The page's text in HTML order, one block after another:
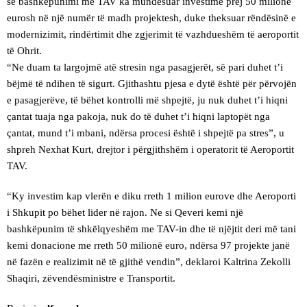
eurosh në një numër të madh projektesh, duke theksuar rëndësinë e
modernizimit, rindërtimit dhe zgjerimit të vazhdueshëm të aeroportit
të Ohrit.
“Ne duam ta largojmë atë stresin nga pasagjerët, së pari duhet t’i
bëjmë të ndihen të sigurt. Gjithashtu pjesa e dytë është për përvojën
e pasagjerëve, të bëhet kontrolli më shpejtë, ju nuk duhet t’i hiqni
çantat tuaja nga pakoja, nuk do të duhet t’i hiqni laptopët nga
çantat, mund t’i mbani, ndërsa procesi është i shpejtë pa stres”, u
shpreh Nexhat Kurt, drejtor i përgjithshëm i operatorit të Aeroportit
TAV.
“Ky investim kap vlerën e diku rreth 1 milion eurove dhe Aeroporti
i Shkupit po bëhet lider në rajon. Ne si Qeveri kemi një
bashkëpunim të shkëlqyeshëm me TAV-in dhe të njëjtit deri më tani
kemi donacione me rreth 50 milionë euro, ndërsa 97 projekte janë
në fazën e realizimit në të gjithë vendin”, deklaroi Kaltrina Zekolli
Shaqiri, zëvendësministre e Transportit.